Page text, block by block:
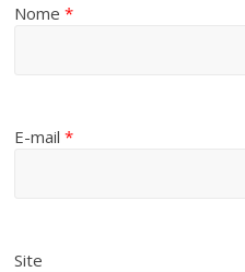
Nome*
E-mail*
Site